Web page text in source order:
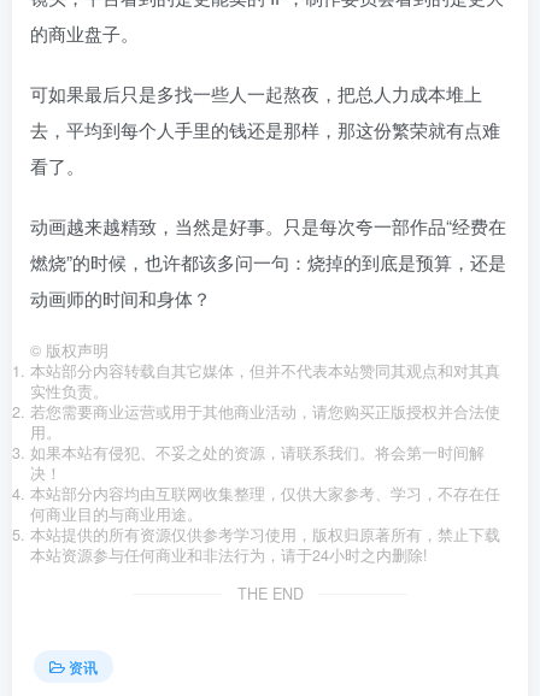
的商业盘子。
可如果最后只是多找一些人一起熬夜，把总人力成本堆上
去，平均到每个人手里的钱还是那样，那这份繁荣就有点难
看了。
动画越来越精致，当然是好事。只是每次夸一部作品“经费在
燃烧”的时候，也许都该多问一句：烧掉的到底是预算，还是
动画师的时间和身体？
© 版权声明
本站部分内容转载自其它媒体，但并不代表本站赞同其观点和对其真
实性负责。
若您需要商业运营或用于其他商业活动，请您购买正版授权并合法使
用。
如果本站有侵犯、不妥之处的资源，请联系我们。将会第一时间解
决！
本站部分内容均由互联网收集整理，仅供大家参考、学习，不存在任
何商业目的与商业用途。
本站提供的所有资源仅供参考学习使用，版权归原著所有，禁止下载
本站资源参与任何商业和非法行为，请于24小时之内删除!
THE END
资讯